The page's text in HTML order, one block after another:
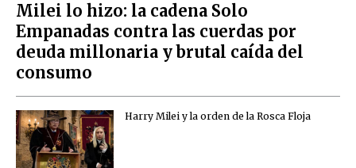
Milei lo hizo: la cadena Solo
Empanadas contra las cuerdas por
deuda millonaria y brutal caída del
consumo
Harry Milei y la orden de la Rosca Floja